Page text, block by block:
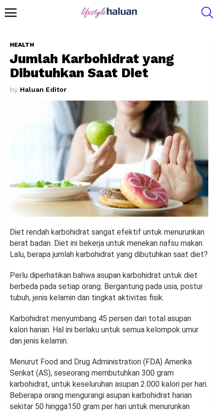
HEALTH
Jumlah Karbohidrat yang
Dibutuhkan Saat Diet
by Haluan Editor
Diet rendah karbohidrat sangat efektif untuk menurunkan
berat badan. Diet ini bekerja untuk menekan nafsu makan.
Lalu, berapa jumlah karbohidrat yang dibutuhkan saat diet?
Perlu diperhatikan bahwa asupan karbohidrat untuk diet
berbeda pada setiap orang. Bergantung pada usia, postur
tubuh, jenis kelamin dan tingkat aktivitas fisik.
Karbohidrat menyumbang 45 persen dari total asupan
kalori harian. Hal ini berlaku untuk semua kelompok umur
dan jenis kelamin.
Menurut Food and Drug Administration (FDA) Amerika
Serikat (AS), seseorang membutuhkan 300 gram
karbohidrat, untuk keseluruhan asupan 2.000 kalori per hari.
Beberapa orang mengurangi asupan karbohidrat harian
sekitar 50 hingga150 gram per hari untuk menurunkan